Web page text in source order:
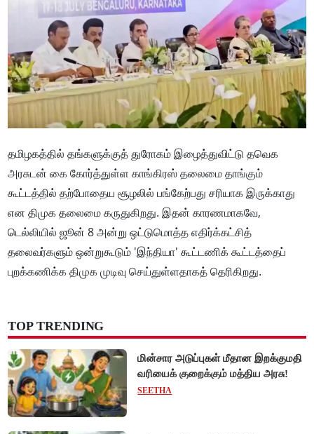
தமிழகத்தில் தங்களுக்குத் துரோகம் இழைத்துவிட்டு தவெக
அரசுடன் கை கோர்த்துள்ள காங்கிரஸ் தலைமை தாங்கும்
கூட்டத்தில் தற்போதைய சூழலில் பங்கேற்பது சரியாக இருக்காது
என திமுக தலைமை கருதுகிறது. இதன் காரணமாகவே,
டெல்லியில் ஜூன் 8 அன்று ஒட்டுமொத்த எதிர்க்கட்சித்
தலைவர்களும் ஒன்றுகூடும் 'இந்தியா' கூட்டணிக் கூட்டத்தைப்
புறக்கணிக்க திமுக முடிவு செய்துள்ளதாகத் தெரிகிறது.
TOP TRENDING
மின்சார அடுப்புகள் மீதான இறக்குமதி
வரியைக் குறைக்கும் மத்திய அரசு!
SEETHA